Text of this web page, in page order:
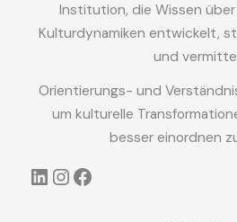
Institution, die Wissen
Kulturdynamiken entwickelt,
und
Orientierungs- und
um kulturelle
besser einordnen
LinkedIn
Instagram
Facebook